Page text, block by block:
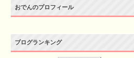
おでんのプロフィール
ブログランキング